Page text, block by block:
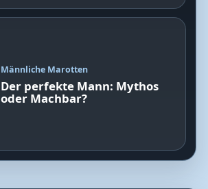
Männliche Marotten
Der perfekte Mann: Mythos
oder Machbar?